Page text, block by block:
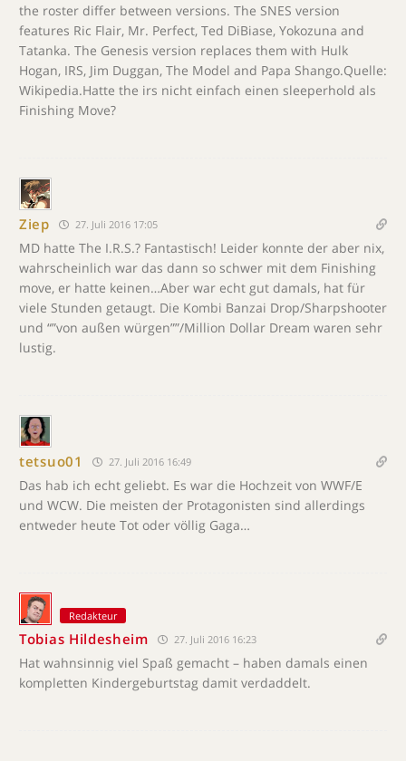
the roster differ between versions. The SNES version
features Ric Flair, Mr. Perfect, Ted DiBiase, Yokozuna and
Tatanka. The Genesis version replaces them with Hulk
Hogan, IRS, Jim Duggan, The Model and Papa Shango.Quelle:
Wikipedia.Hatte the irs nicht einfach einen sleeperhold als
Finishing Move?
Ziep 27. Juli 2016 17:05
MD hatte The I.R.S.? Fantastisch! Leider konnte der aber nix,
wahrscheinlich war das dann so schwer mit dem Finishing
move, er hatte keinen…Aber war echt gut damals, hat für
viele Stunden getaugt. Die Kombi Banzai Drop/Sharpshooter
und “”von außen würgen””/Million Dollar Dream waren sehr
lustig.
tetsuo01 27. Juli 2016 16:49
Das hab ich echt geliebt. Es war die Hochzeit von WWF/E
und WCW. Die meisten der Protagonisten sind allerdings
entweder heute Tot oder völlig Gaga…
Redakteur
Tobias Hildesheim 27. Juli 2016 16:23
Hat wahnsinnig viel Spaß gemacht – haben damals einen
kompletten Kindergeburtstag damit verdaddelt.